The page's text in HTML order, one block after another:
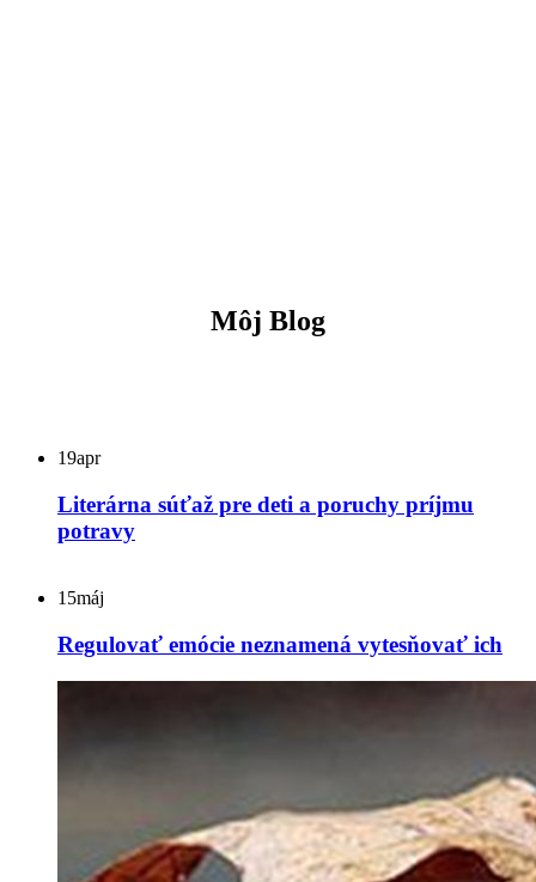
Môj Blog
19apr
Literárna súťaž pre deti a poruchy príjmu
potravy
15máj
Regulovať emócie neznamená vytesňovať ich